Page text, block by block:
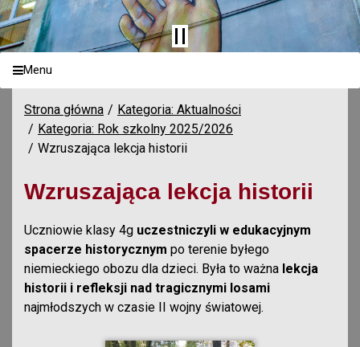
Menu
Strona główna
Kategoria: Aktualności
Kategoria: Rok szkolny 2025/2026
Wzruszająca lekcja historii
Wzruszająca lekcja historii
Uczniowie klasy 4g uczestniczyli w edukacyjnym
spacerze historycznym po terenie byłego
niemieckiego obozu dla dzieci. Była to ważna lekcja
historii i refleksji nad tragicznymi losami
najmłodszych w czasie II wojny światowej.